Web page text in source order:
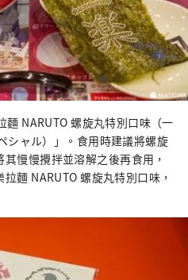
NARUTO 螺旋丸特別口味（一
シャル）」。食用時建議將螺旋
慢慢攪拌並溶解之後再食用，
麵 NARUTO 螺旋丸特別口味，